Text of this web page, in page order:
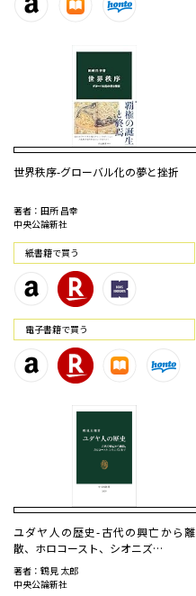
世界秩序-グローバル化の夢と挫折
著者：田所 昌幸
中央公論新社
紙書籍で買う
電⼦書籍で買う
ユダヤ人の歴史-古代の興亡から離
散、ホロコースト、シオニズ…
著者：鶴見 太郎
中央公論新社